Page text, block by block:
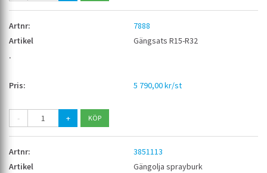
7888
Gängsats R15-R32
5 790,00 kr/st
- +
3851113
Gängolja sprayburk